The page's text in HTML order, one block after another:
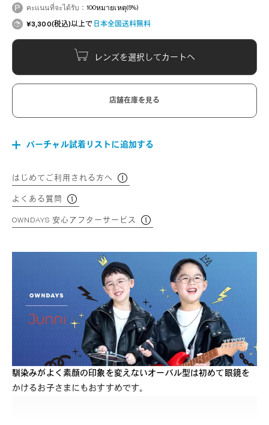
คะแนนที่จะได้รับ：100หมายเหตุ(5%)
¥3,300(税込)以上で 日本全国送料無料
レンズを選択してカートへ
店舗在庫を見る
バーチャル試着リストに追加する
はじめてご利用される方へ
よくある質問
OWNDAYS 安心アフターサービス
馴染みがよく素顔の印象を変えないオーバル型は初めて眼鏡を
かけるお子さまにもおすすめです。